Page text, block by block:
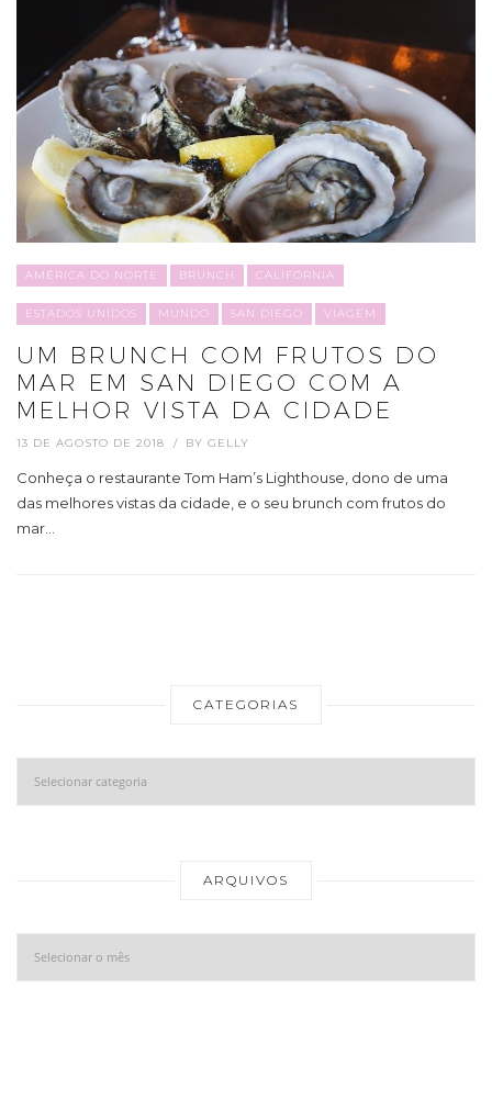
AMÉRICA DO NORTE BRUNCH CALIFORNIA
ESTADOS UNIDOS MUNDO SAN DIEGO VIAGEM
UM BRUNCH COM FRUTOS DO
MAR EM SAN DIEGO COM A
MELHOR VISTA DA CIDADE
13 DE AGOSTO DE 2018 BY GELLY
Conheça o restaurante Tom Ham’s Lighthouse, dono de uma
das melhores vistas da cidade, e o seu brunch com frutos do
mar…
CATEGORIAS
Categorias
ARQUIVOS